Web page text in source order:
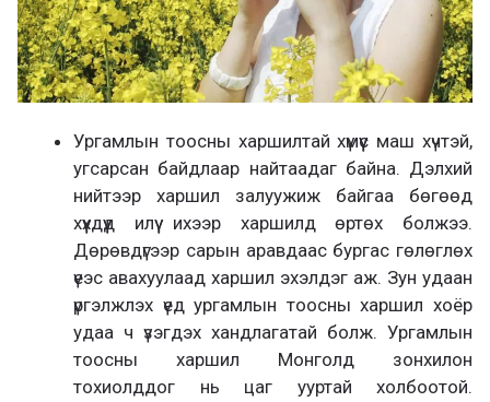
Ургамлын тоосны харшилтай хүмүүс маш хүчтэй,
угсарсан байдлаар найтаадаг байна. Дэлхий
нийтээр харшил залуужиж байгаа бөгөөд
хүүхдүүд илүү ихээр харшилд өртөх болжээ.
Дөрөвдүгээр сарын аравдаас бургас гөлөглөх
үеэс авахуулаад харшил эхэлдэг аж. Зун удаан
үргэлжлэх үед ургамлын тоосны харшил хоёр
удаа ч үзэгдэх хандлагатай болж. Ургамлын
тоосны харшил Монголд зонхилон
тохиолддог нь цаг ууртай холбоотой.